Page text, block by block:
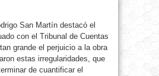
San Martín destacó el
con el Tribunal de Cuentas
grande el perjuicio a la obra
estas irregularidades, que
de cuantificar el